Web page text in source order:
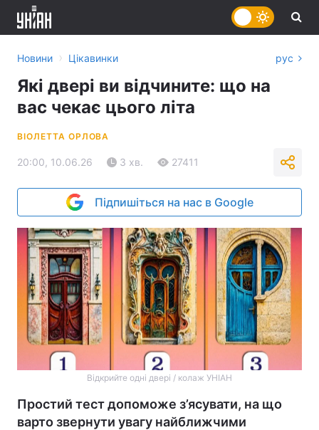
Новини › Цікавинки рус
Які двері ви відчините: що на
вас чекає цього літа
ВІОЛЕТТА ОРЛОВА
20:00, 10.06.26 3 хв. 27411
Підпишіться на нас в Google
Відкрийте одні двері / колаж УНІАН
Простий тест допоможе з’ясувати, на що
варто звернути увагу найближчими